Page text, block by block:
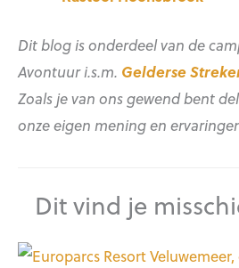
Dit blog is onderdeel van de
Avontuur i.s.m. Gelderse
Zoals je van ons gewend bent
onze eigen mening en
Dit vind je